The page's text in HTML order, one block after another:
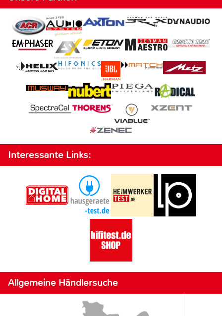
Interessante Links:
Allgemeine Händlersuche